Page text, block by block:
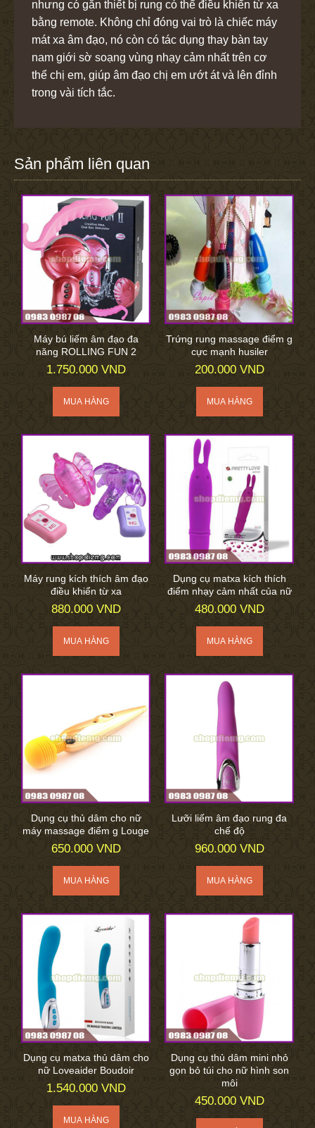
nhưng có gắn thiết bị rung có thể điều khiển từ xa
bằng remote. Không chỉ đóng vai trò là chiếc máy
mát xa âm đạo, nó còn có tác dụng thay bàn tay
nam giới sờ soạng vùng nhạy cảm nhất trên cơ
thể chị em, giúp âm đạo chị em ướt át và lên đỉnh
trong vài tích tắc.
Sản phẩm liên quan
Máy bú liếm âm đạo đa
năng ROLLING FUN 2
1.750.000 VND
Trứng rung massage điểm g
cực mạnh husiler
200.000 VND
Máy rung kích thích âm đạo
điều khiển từ xa
880.000 VND
Dụng cụ matxa kích thích
điểm nhạy cảm nhất của nữ
480.000 VND
Dụng cụ thủ dâm cho nữ
máy massage điểm g Louge
650.000 VND
Lưỡi liếm âm đạo rung đa
chế độ
960.000 VND
Dụng cụ matxa thủ dâm cho
nữ Loveaider Boudoir
1.540.000 VND
Dụng cụ thủ dâm mini nhỏ
gọn bỏ túi cho nữ hình son
môi
450.000 VND